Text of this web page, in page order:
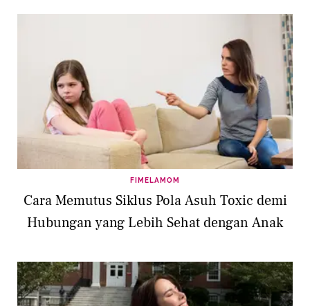
FIMELAMOM
Cara Memutus Siklus Pola Asuh Toxic demi
Hubungan yang Lebih Sehat dengan Anak